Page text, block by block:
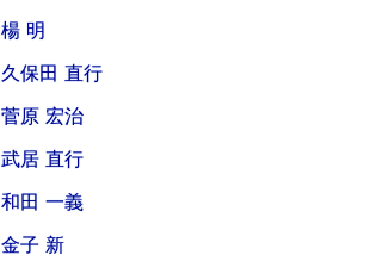
楊 明
久保田 直行
菅原 宏治
武居 直行
和田 一義
金子 新